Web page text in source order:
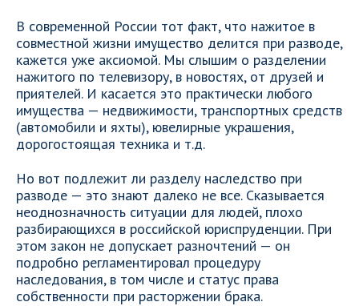
В современной России тот факт, что нажитое в
совместной жизни имущество делится при разводе,
кажется уже аксиомой. Мы слышим о разделении
нажитого по телевизору, в новостях, от друзей и
приятелей. И касается это практически любого
имущества — недвижимости, транспортных средств
(автомобили и яхты), ювелирные украшения,
дорогостоящая техника и т.д.
Но вот подлежит ли разделу наследство при
разводе — это знают далеко не все. Сказывается
неоднозначность ситуации для людей, плохо
разбирающихся в российской юриспруденции. При
этом закон не допускает разночтений — он
подробно регламентировал процедуру
наследования, в том числе и статус права
собственности при расторжении брака.